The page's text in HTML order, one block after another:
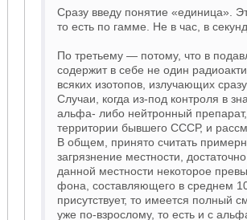
Сразу введу понятие «единица».
то есть по гамме. Не в час, в
По третьему — потому, что в
содержит в себе не один
всяких изотопов, излучающих
Случаи, когда из-под контроля в
альфа- либо нейтронный
территории бывшего СССР, и
В общем, принято считать
загрязнение местности,
данной местности некоторое
фона, составляющего в среднем
присутствует, то имеется полный
уже по-взрослому, то есть и с